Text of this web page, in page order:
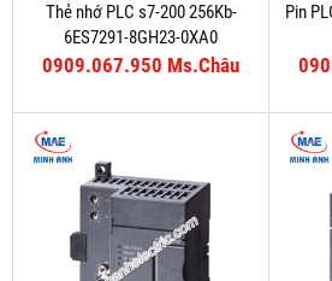
Thẻ nhớ PLC s7-200 256Kb-
6ES7291-8GH23-0XA0
0909.067.950 Ms.Châu
Pin